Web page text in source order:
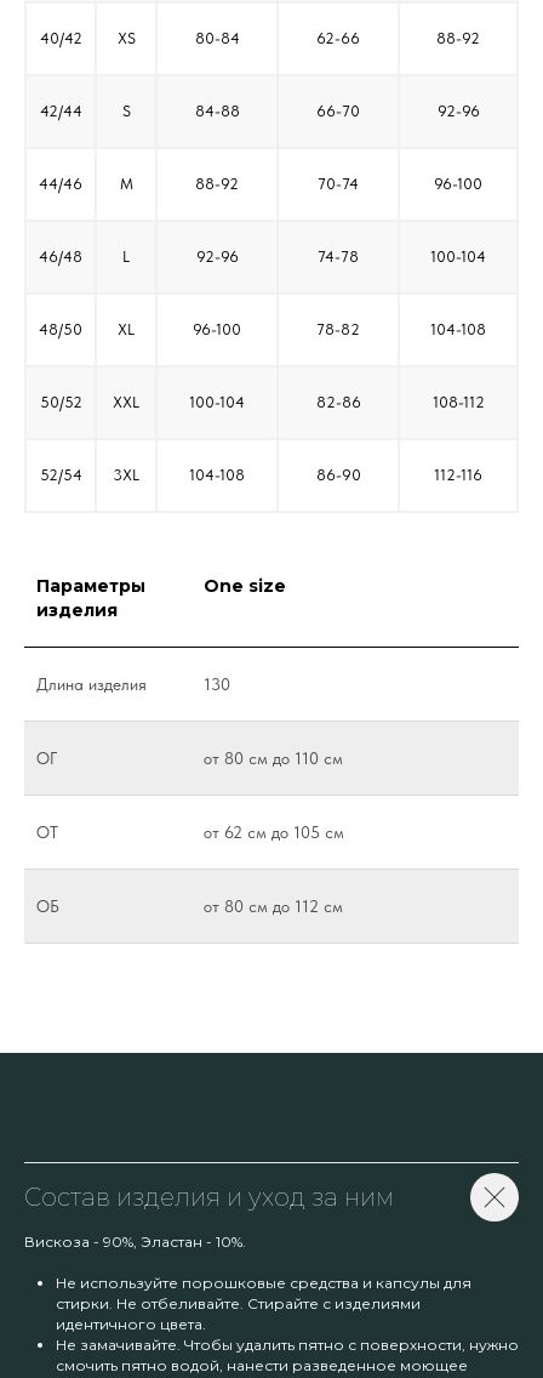
40/42 XS 80-84 62-66 88-92
42/44 S 84-88 66-70 92-96
44/46 M 88-92 70-74 96-100
46/48 L 92-96 74-78 100-104
48/50 XL 96-100 78-82 104-108
50/52 XXL 100-104 82-86 108-112
52/54 3XL 104-108 86-90 112-116
Параметры
изделия
One size
Длина изделия 130
ОГ от 80 см до 110 см
ОТ от 62 см до 105 см
ОБ от 80 см до 112 см
Состав изделия и уход за ним
Вискоза - 90%, Эластан - 10%.
Не используйте порошковые средства и капсулы для
стирки. Не отбеливайте. Стирайте с изделиями
идентичного цвета.
Не замачивайте. Чтобы удалить пятно с поверхности, нужно
смочить пятно водой, нанести разведенное моющее